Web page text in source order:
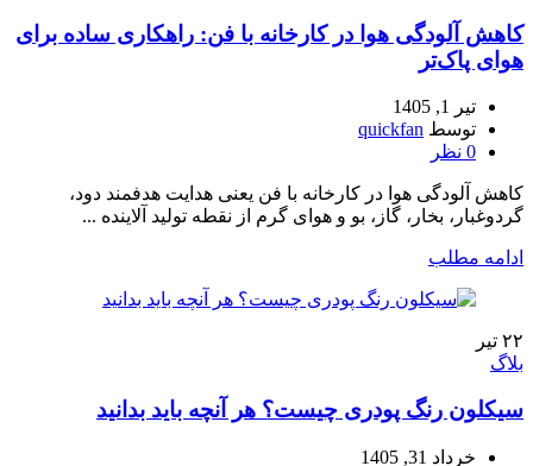
کاهش آلودگی هوا در کارخانه با فن: راهکاری ساده برای
هوای پاک‌تر
تیر 1, 1405
توسط quickfan
0 نظر
کاهش آلودگی هوا در کارخانه با فن یعنی هدایت هدفمند دود،
گردوغبار، بخار، گاز، بو و هوای گرم از نقطه تولید آلاینده ...
ادامه مطلب
۲۲ تیر
بلاگ
سیکلون رنگ پودری چیست؟ هر آنچه باید بدانید
خرداد 31, 1405